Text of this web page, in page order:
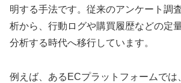
明する手法です。従来のアンケート調
析から、行動ログや購買履歴などの定
分析する時代へ移行しています。
例えば、あるECプラットフォームでは